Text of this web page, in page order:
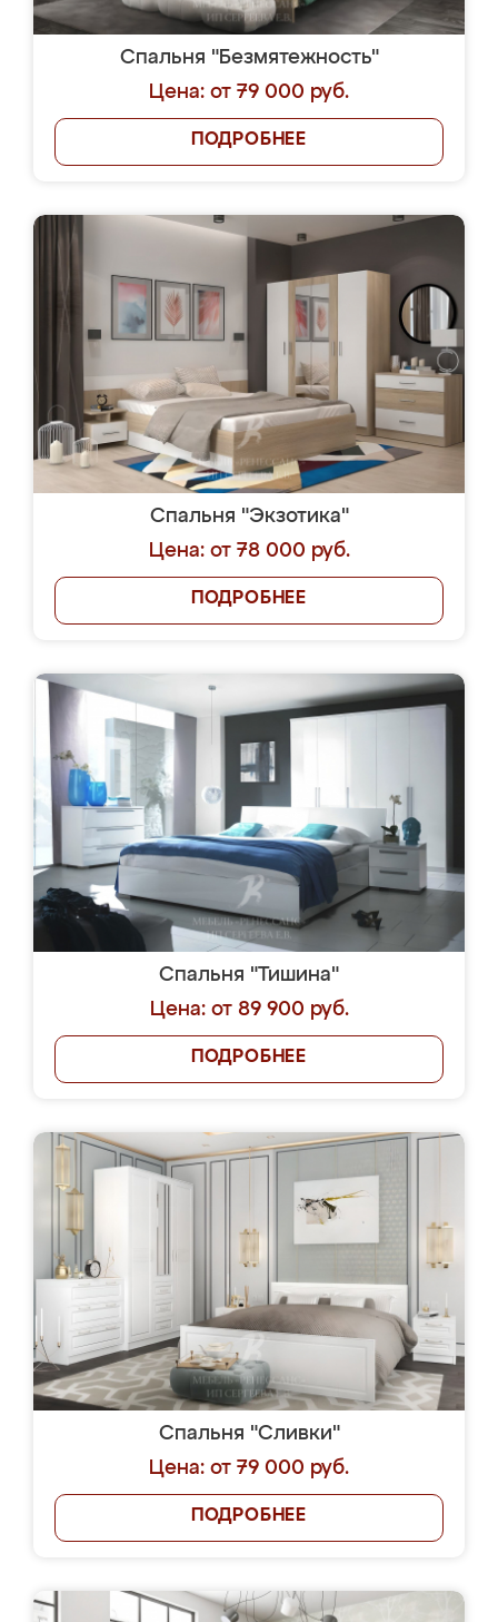
Спальня "Безмятежность"
Цена: от 79 000 руб.
ПОДРОБНЕЕ
Спальня "Экзотика"
Цена: от 78 000 руб.
ПОДРОБНЕЕ
Спальня "Тишина"
Цена: от 89 900 руб.
ПОДРОБНЕЕ
Спальня "Сливки"
Цена: от 79 000 руб.
ПОДРОБНЕЕ